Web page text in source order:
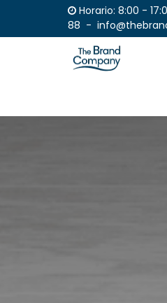
Ir al contenidoHorario:
88 -